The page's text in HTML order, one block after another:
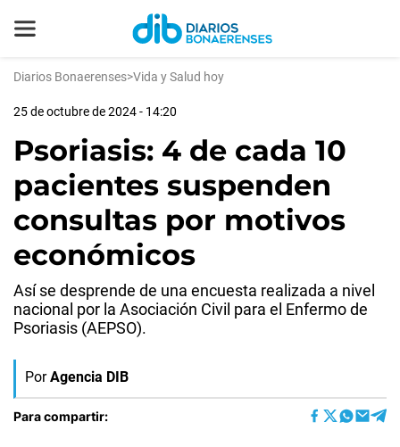
Diarios Bonaerenses>Vida y Salud hoy
25 de octubre de 2024 - 14:20
Psoriasis: 4 de cada 10
pacientes suspenden
consultas por motivos
económicos
Así se desprende de una encuesta realizada a nivel
nacional por la Asociación Civil para el Enfermo de
Psoriasis (AEPSO).
Por Agencia DIB
Para compartir: